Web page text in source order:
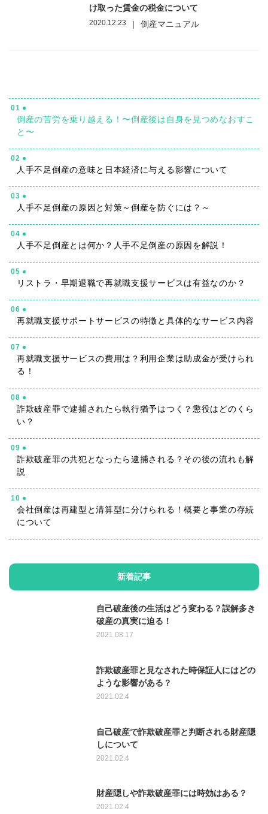
け取った賃金の税金について
2020.12.23 | 倒産マニュアル
01
倒産の苦労を乗り越える！〜倒産後は自身を見つめなおすこ
と〜
02
人手不足倒産の意味と日本経済に与える影響について
03
人手不足倒産の原因と対策～倒産を防ぐには？～
04
人手不足倒産とは何か？人手不足倒産の原因を解説！
05
リストラ・早期退職で再就職支援サービスは有益なのか？
06
再就職支援サポートサービスの特徴と具体的なサービス内容
07
再就職支援サービスの費用は？利用企業は助成金が受けられ
る！
08
詐欺破産罪で逮捕されたら執行猶予はつく？懲役はどのくら
い？
09
詐欺破産罪の共犯となったら逮捕される？その後の流れも解
説
10
会社倒産は再建型と清算型に分けられる！概要と事業の存続
について
新着記事
自己破産後の生活はどう変わる？誤解多き
破産の真実に迫る！
2021.08.17
詐欺破産罪と見なされた時保証人にはどの
ような影響がある？
2021.02.4
自己破産で詐欺破産罪と判断される財産隠
しについて
2021.02.4
財産隠しや詐欺破産罪には時効はある？
2021.02.4